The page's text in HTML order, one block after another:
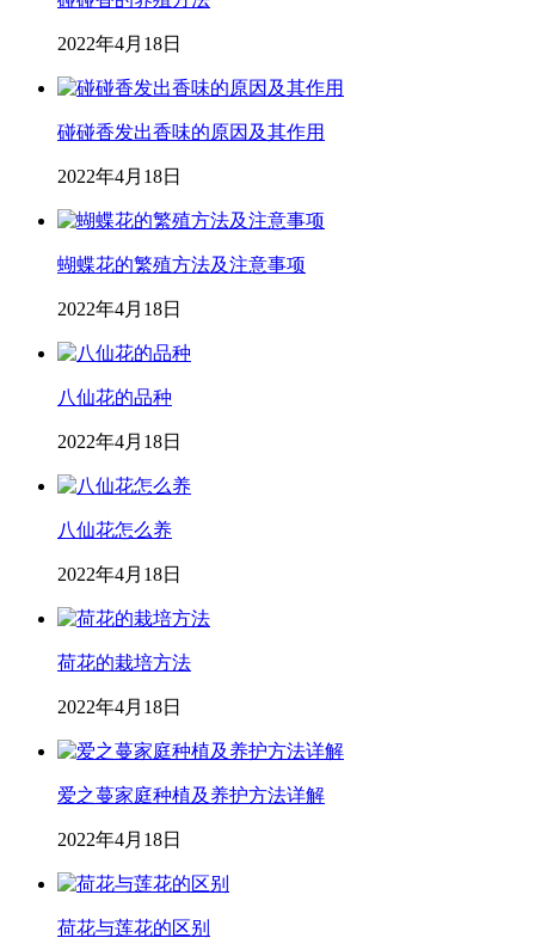
2022年4月18日
碰碰香发出香味的原因及其作用
2022年4月18日
蝴蝶花的繁殖方法及注意事项
2022年4月18日
八仙花的品种
2022年4月18日
八仙花怎么养
2022年4月18日
荷花的栽培方法
2022年4月18日
爱之蔓家庭种植及养护方法详解
2022年4月18日
荷花与莲花的区别